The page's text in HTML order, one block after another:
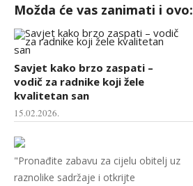
Možda će vas zanimati i ovo:
Savjet kako brzo zaspati –
vodič za radnike koji žele
kvalitetan san
15.02.2026.
"Pronađite zabavu za cijelu obitelj uz
raznolike sadržaje i otkrijte